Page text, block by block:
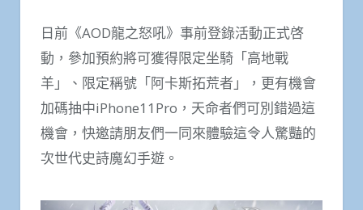
日前《AOD龍之怒吼》事前登錄活動正式啓
動，參加預約將可獲得限定坐騎「高地戰
羊」、限定稱號「阿卡斯拓荒者」，更有機會
加碼抽中iPhone11Pro，天命者們可別錯過這
機會，快邀請朋友們一同來體驗這令人驚豔的
次世代史詩魔幻手遊。